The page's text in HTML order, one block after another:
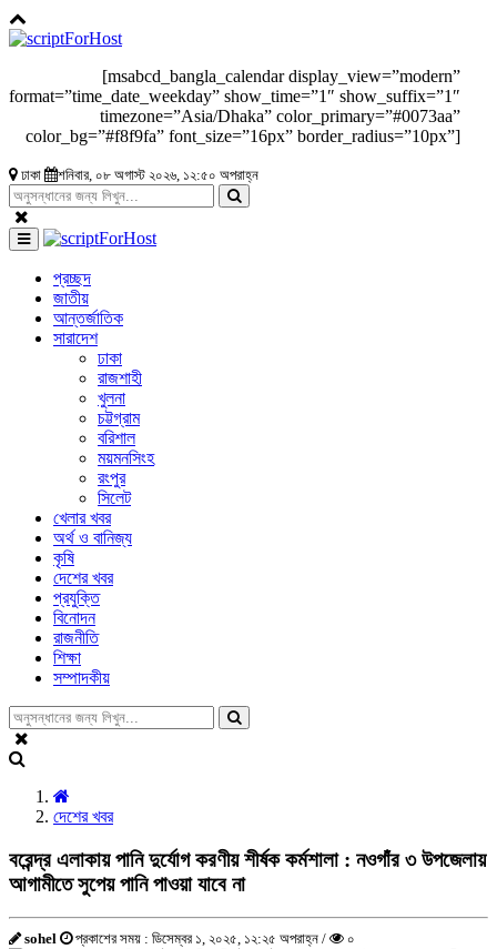
[msabcd_bangla_calendar display_view=”modern”
format=”time_date_weekday” show_time=”1″ show_suffix=”1″
timezone=”Asia/Dhaka” color_primary=”#0073aa”
color_bg=”#f8f9fa” font_size=”16px” border_radius=”10px”]
ঢাকা শনিবার, ০৮ অগাস্ট ২০২৬, ১২:৫০ অপরাহ্ন
প্রচ্ছদ
জাতীয়
আন্তর্জাতিক
সারাদেশ
ঢাকা
রাজশাহী
খুলনা
চট্টগ্রাম
বরিশাল
ময়মনসিংহ
রংপুর
সিলেট
খেলার খবর
অর্থ ও বানিজ্য
কৃষি
দেশের খবর
প্রযুক্তি
বিনোদন
রাজনীতি
শিক্ষা
সম্পাদকীয়
দেশের খবর
বরেন্দ্র এলাকায় পানি দুর্যোগ করণীয় শীর্ষক কর্মশালা : নওগাঁর ৩ উপজেলায়
আগামীতে সুপেয় পানি পাওয়া যাবে না
sohel প্রকাশের সময় : ডিসেম্বর ১, ২০২৫, ১২:২৫ অপরাহ্ন / ০